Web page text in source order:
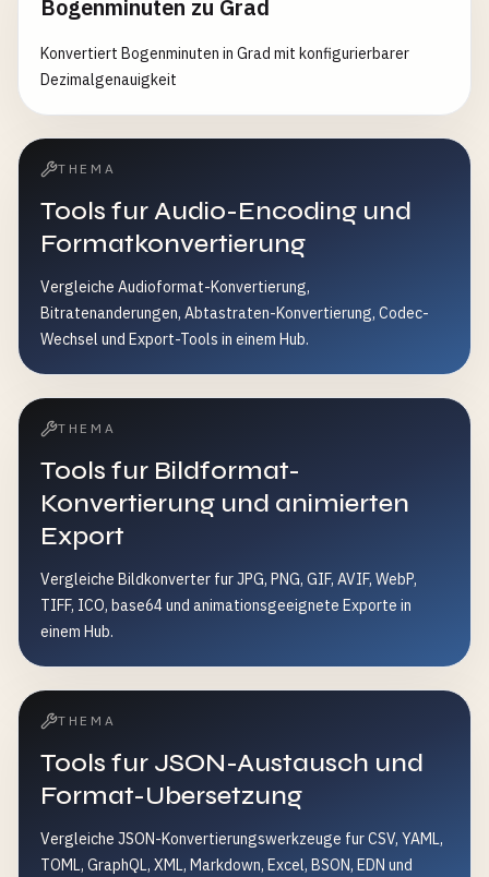
Bogenminuten zu Grad
Konvertiert Bogenminuten in Grad mit konfigurierbarer
Dezimalgenauigkeit
THEMA
Tools fur Audio-Encoding und
Formatkonvertierung
Vergleiche Audioformat-Konvertierung,
Bitratenanderungen, Abtastraten-Konvertierung, Codec-
Wechsel und Export-Tools in einem Hub.
THEMA
Tools fur Bildformat-
Konvertierung und animierten
Export
Vergleiche Bildkonverter fur JPG, PNG, GIF, AVIF, WebP,
TIFF, ICO, base64 und animationsgeeignete Exporte in
einem Hub.
THEMA
Tools fur JSON-Austausch und
Format-Ubersetzung
Vergleiche JSON-Konvertierungswerkzeuge fur CSV, YAML,
TOML, GraphQL, XML, Markdown, Excel, BSON, EDN und